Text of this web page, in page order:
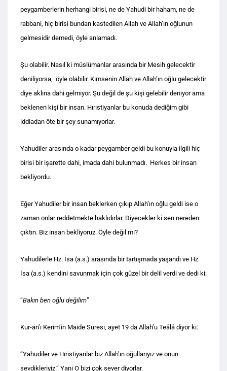
peygamberlerin herhangi birisi, ne de Yahudi bir haham, ne de
rabbani, hiç birisi bundan kastedilen Allah ve Allah’ın oğlunun
gelmesidir demedi, öyle anlamadı.
Şu olabilir. Nasıl ki müslümanlar arasında bir Mesih gelecektir
deniliyorsa, öyle olabilir. Kimsenin Allah ve Allah’ın oğlu gelecektir
diye aklına dahi gelmiyor. Şu değil de şu kişi gelebilir deniyor ama
beklenen kişi bir insan. Hıristiyanlar bu konuda dediğim gibi
iddiadan öte bir şey sunamıyorlar.
Yahudiler arasında o kadar peygamber geldi bu konuyla ilgili hiç
birisi bir işarette dahi, imada dahi bulunmadı. Herkes bir insan
bekliyordu.
Eğer Yahudiler bir insan beklerken çıkıp Allah’ın oğlu geldi ise o
zaman onlar reddetmekte haklıdırlar. Diyecekler ki sen nereden
çıktın. Biz insan bekliyoruz. Öyle değil mi?
Yahudilerle Hz. İsa (a.s.) arasında bir tartışmada yaşandı ve Hz.
İsa (a.s.) kendini savunmak için çok güzel bir delil verdi ve dedi ki:
“Bakın ben oğlu değilim”
Kur-an’ı Kerim’in Maide Suresi, ayet 19 da Allah’u Teâlâ diyor ki:
“Yahudiler ve Hıristiyanlar biz Allah’ın oğullarıyız ve onun
sevdikleriyiz.” Yani O bizi çok sever diyorlar.